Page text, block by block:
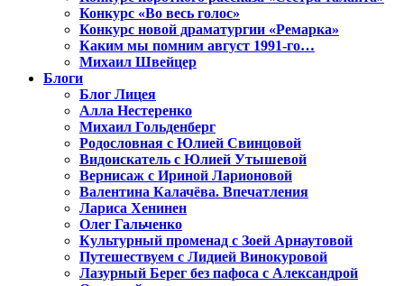
Конкурс «Во весь голос»
Конкурс новой драматургии «Ремарка»
Каким мы помним август 1991-го…
Михаил Швейцер
Блоги
Блог Лицея
Алла Нестеренко
Михаил Гольденберг
Родословная с Юлией Свинцовой
Видоискатель с Юлией Утышевой
Вернисаж с Ириной Ларионовой
Валентина Калачёва. Впечатления
Лариса Хенинен
Олег Гальченко
Культурный променад с Зоей Арнаутовой
Путешествуем с Лидией Винокуровой
Лазурный Берег без пафоса с Александрой